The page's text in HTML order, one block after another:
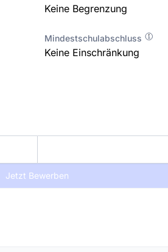
Keine Begrenzung
Mindestschulabschluss
Keine Einschränkung
Jetzt Bewerben